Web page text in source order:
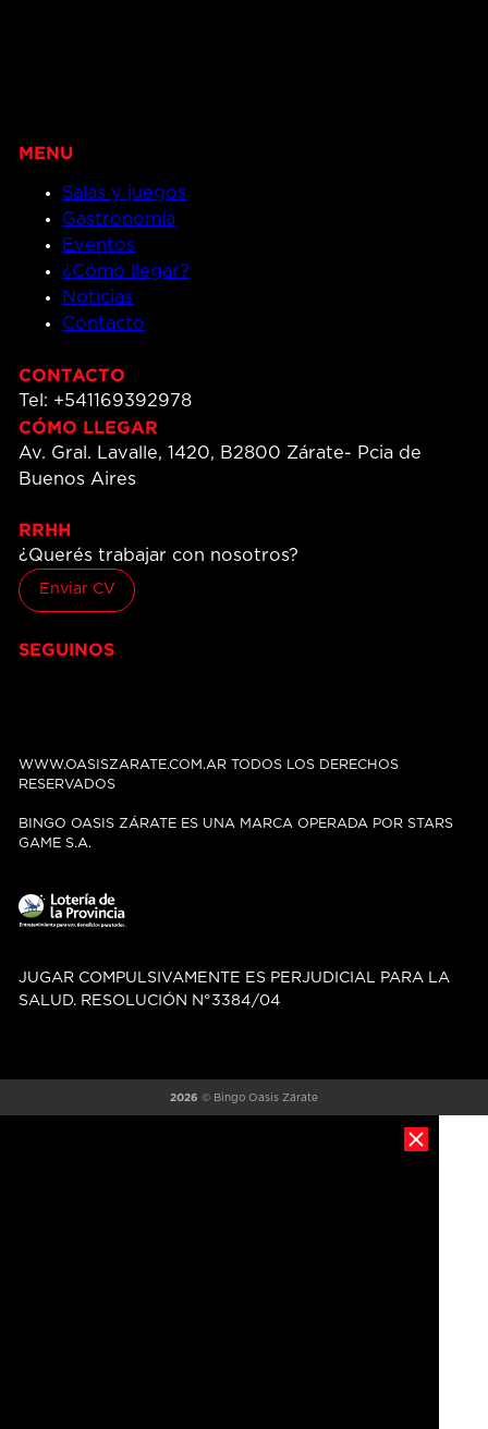
Salas y juegos
Gastronomía
Eventos
¿Cómo llegar?
Noticias
Contacto
CONTACTO
Tel: +541169392978
CÓMO LLEGAR
Av. Gral. Lavalle, 1420, B2800 Zárate- Pcia de
Buenos Aires
RRHH
¿Querés trabajar con nosotros?
Enviar CV
SEGUINOS
WWW.OASISZARATE.COM.AR TODOS LOS DERECHOS
RESERVADOS
BINGO OASIS ZÁRATE ES UNA MARCA OPERADA POR STARS
GAME S.A.
JUGAR COMPULSIVAMENTE ES PERJUDICIAL PARA LA
SALUD. RESOLUCIÓN N°3384/04
2026 © Bingo Oasis Zárate